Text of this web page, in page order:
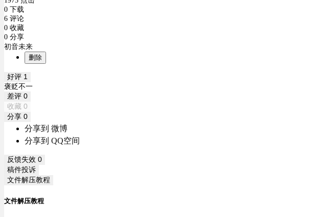
0 下载
6 评论
0 收藏
0 分享
初音未来
删除
好评 1
褒贬不一
差评 0
收藏 0
分享 0
分享到 微博
分享到 QQ空间
反馈失效 0
稿件投诉
文件解压教程
文件解压教程